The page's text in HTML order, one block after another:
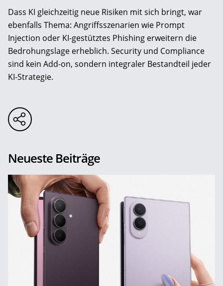
Dass KI gleichzeitig neue Risiken mit sich bringt, war
ebenfalls Thema: Angriffsszenarien wie Prompt
Injection oder KI-gestütztes Phishing erweitern die
Bedrohungslage erheblich. Security und Compliance
sind kein Add-on, sondern integraler Bestandteil jeder
KI-Strategie.
Neueste Beiträge